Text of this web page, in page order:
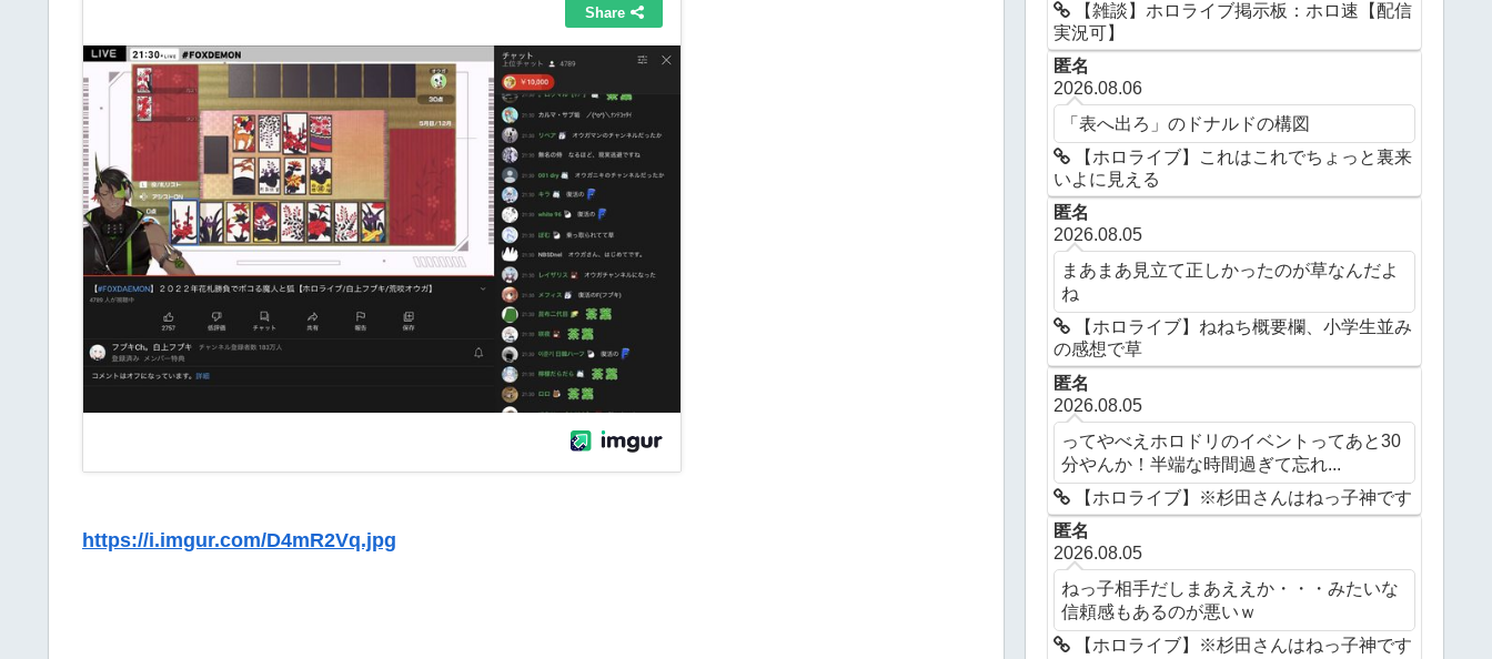
https://i.imgur.com/D4mR2Vq.jpg
【雑談】ホロライブ掲示板：ホロ速【配信
実況可】
匿名
2026.08.06
「表へ出ろ」のドナルドの構図
【ホロライブ】これはこれでちょっと裏来
いよに見える
匿名
2026.08.05
まあまあ見立て正しかったのが草なんだよ
ね
【ホロライブ】ねねち概要欄、小学生並み
の感想で草
匿名
2026.08.05
ってやべえホロドリのイベントってあと30
分やんか！半端な時間過ぎて忘れ...
【ホロライブ】※杉田さんはねっ子神です
匿名
2026.08.05
ねっ子相手だしまあええか・・・みたいな
信頼感もあるのが悪いｗ
【ホロライブ】※杉田さんはねっ子神です